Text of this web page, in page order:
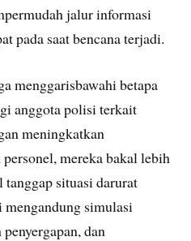
jalur informasi
pada saat bencana terjadi.
menggarisbawahi betapa
anggota polisi terkait
meningkatkan
mereka bakal lebih
situasi darurat
simulasi
dan